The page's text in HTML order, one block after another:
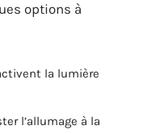
options à
la lumière
l’allumage à la